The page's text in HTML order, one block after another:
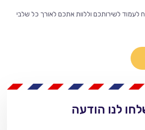
לעמוד לשירותכם וללוות אתכם לאורך כל שלבי
לנו הודעה